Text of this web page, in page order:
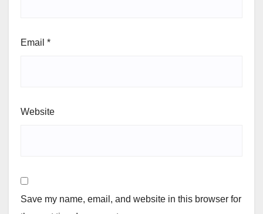
Email *
Website
Save my name, email, and website in this browser for